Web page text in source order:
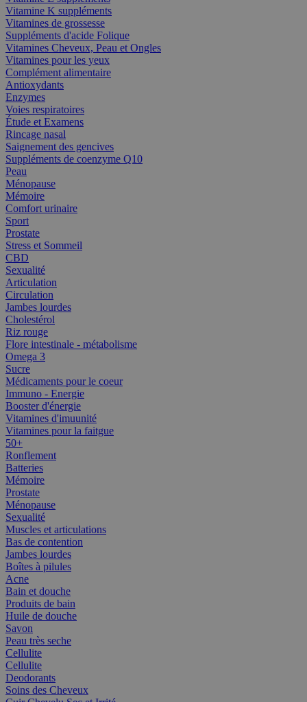
Vitamine K suppléments
Vitamines de grossesse
Suppléments d'acide Folique
Vitamines Cheveux, Peau et Ongles
Vitamines pour les yeux
Complément alimentaire
Antioxydants
Enzymes
Voies respiratoires
Étude et Examens
Rincage nasal
Saignement des gencives
Suppléments de coenzyme Q10
Peau
Ménopause
Mémoire
Comfort urinaire
Sport
Prostate
Stress et Sommeil
CBD
Sexualité
Articulation
Circulation
Jambes lourdes
Cholestérol
Riz rouge
Flore intestinale - métabolisme
Omega 3
Sucre
Médicaments pour le coeur
Immuno - Energie
Booster d'énergie
Vitamines d'imuunité
Vitamines pour la faitgue
50+
Ronflement
Batteries
Mémoire
Prostate
Ménopause
Sexualité
Muscles et articulations
Bas de contention
Jambes lourdes
Boîtes à pilules
Acne
Bain et douche
Produits de bain
Huile de douche
Savon
Peau très seche
Cellulite
Cellulite
Deodorants
Soins des Cheveux